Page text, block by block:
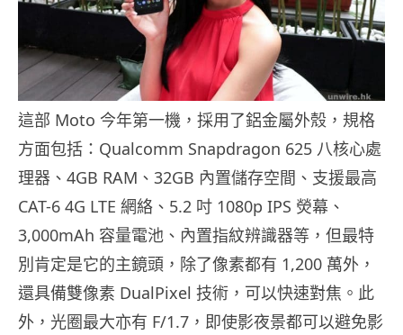
這部 Moto 今年第一機，採用了鋁金屬外殼，規格
方面包括：Qualcomm Snapdragon 625 八核心處
理器、4GB RAM、32GB 內置儲存空間、支援最高
CAT-6 4G LTE 網絡、5.2 吋 1080p IPS 熒幕、
3,000mAh 容量電池、內置指紋辨識器等，但最特
別肯定是它的主鏡頭，除了像素都有 1,200 萬外，
還具備雙像素 DualPixel 技術，可以快速對焦。此
外，光圈最大亦有 F/1.7，即使影夜景都可以避免影